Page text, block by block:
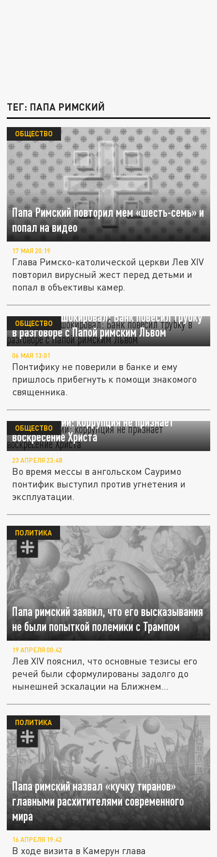
ТЕГ: ПАПА РИМСКИЙ
Папа Римский повторил мем «шесть-семь» и
попал на видео
ОБЩЕСТВО
17 МАЯ 20:19
Глава Римско-католической церкви Лев XIV
повторил вирусный жест перед детьми и
попал в объективы камер.
Священник шокировал: Банк повесил трубку
в разговоре с Папой римским Львом
ОБЩЕСТВО
06 МАЯ 13:01
Понтифику не поверили в банке и ему
пришлось прибегнуть к помощи знакомого
священника.
Папа Римский: коррупция не признает
воскресение Христа
ОБЩЕСТВО
23 АПРЕЛЯ 23:48
Во время мессы в ангольском Сауримо
понтифик выступил против угнетения и
эксплуатации.
Папа римский заявил, что его высказывания
не были попыткой полемики с Трампом
ПОЛИТИКА
19 АПРЕЛЯ 00:42
Лев XIV пояснил, что основные тезисы его
речей были сформулированы задолго до
нынешней эскалации на Ближнем...
Папа римский назвал «кучку тиранов»
главными расхитителями современного
мира
ПОЛИТИКА
16 АПРЕЛЯ 19:42
В ходе визита в Камерун глава